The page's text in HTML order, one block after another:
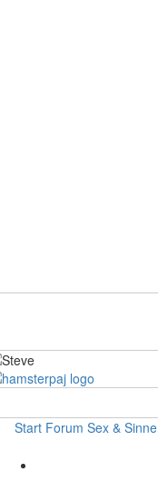
Start Forum Sex & Sinne